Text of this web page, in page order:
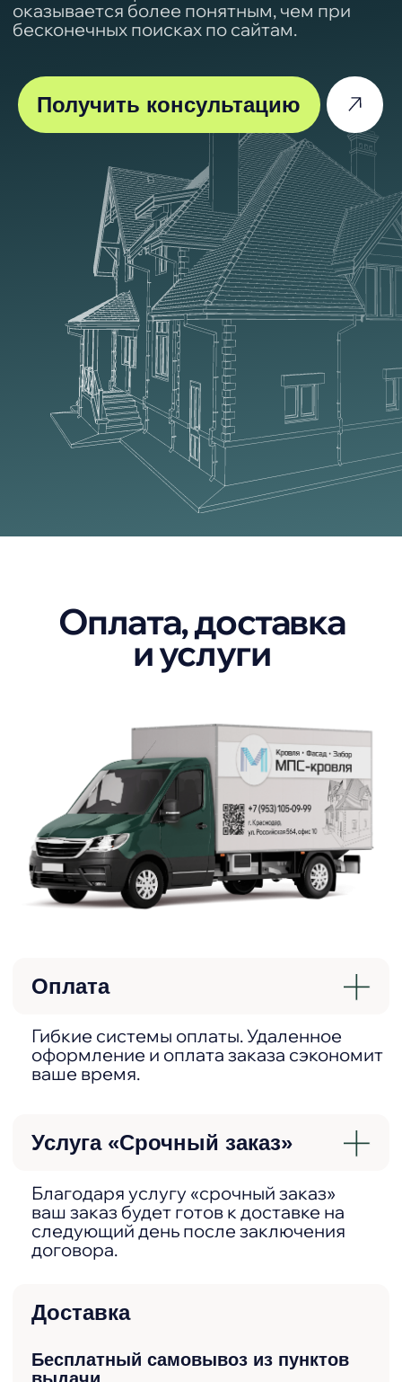
Услуга «Срочный заказ»
следующий день после заключения
договора.
Доставка
Краснодар, Краснодарский край,
Бесплатный самовывоз из пунктов
Команда МПС-кровля — это
квалифицированные, доброжелательные
и отзывчивые специалисты, оперативно
Мы не стремимся к низким ценам,
жертвуя качеством и работаем
только с проверенными
производителями.
Команда профессионалов
с заботой о клиенте
«МПС-кровля». Более
8 лет успешно
реализуем
высококачественные
кровельные и
фасадные материалы
в Краснодаре и крае
Мы сохраняем низкие цены на всю
заказов и прямого сотрудничества с
производителями. Наши расценки –
одни из лучших в регионе.
Наша компания на рынке уже
более 8 лет. О положительной
многочисленные отзывы и
рейтинги.